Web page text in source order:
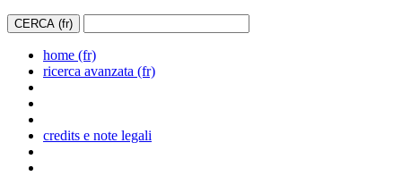
home (fr)
ricerca avanzata (fr)
credits e note legali